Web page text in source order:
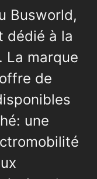
Busworld,
dédié à la
La marque
de
une